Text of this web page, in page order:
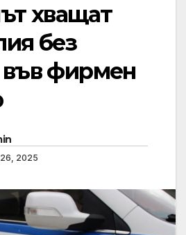
хващат
без
фирмен
2025